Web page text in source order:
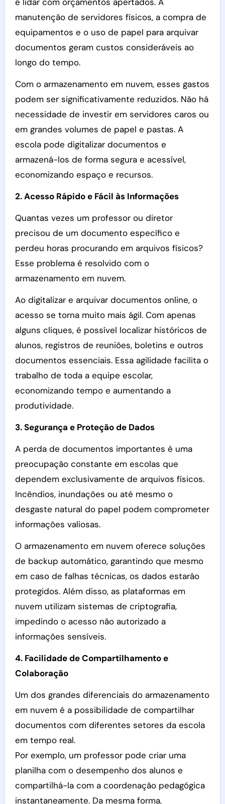
manutenção de servidores físicos, a compra de
equipamentos e o uso de papel para arquivar
documentos geram custos consideráveis ao
longo do tempo.
Com o armazenamento em nuvem, esses gastos
podem ser significativamente reduzidos. Não há
necessidade de investir em servidores caros ou
em grandes volumes de papel e pastas. A
escola pode digitalizar documentos e
armazená-los de forma segura e acessível,
economizando espaço e recursos.
2. Acesso Rápido e Fácil às Informações
Quantas vezes um professor ou diretor
precisou de um documento específico e
perdeu horas procurando em arquivos físicos?
Esse problema é resolvido com o
armazenamento em nuvem.
Ao digitalizar e arquivar documentos online, o
acesso se torna muito mais ágil. Com apenas
alguns cliques, é possível localizar históricos de
alunos, registros de reuniões, boletins e outros
documentos essenciais. Essa agilidade facilita o
trabalho de toda a equipe escolar,
economizando tempo e aumentando a
produtividade.
3. Segurança e Proteção de Dados
A perda de documentos importantes é uma
preocupação constante em escolas que
dependem exclusivamente de arquivos físicos.
Incêndios, inundações ou até mesmo o
desgaste natural do papel podem comprometer
informações valiosas.
O armazenamento em nuvem oferece soluções
de backup automático, garantindo que mesmo
em caso de falhas técnicas, os dados estarão
protegidos. Além disso, as plataformas em
nuvem utilizam sistemas de criptografia,
impedindo o acesso não autorizado a
informações sensíveis.
4. Facilidade de Compartilhamento e
Colaboração
Um dos grandes diferenciais do armazenamento
em nuvem é a possibilidade de compartilhar
documentos com diferentes setores da escola
em tempo real.
Por exemplo, um professor pode criar uma
planilha com o desempenho dos alunos e
compartilhá-la com a coordenação pedagógica
instantaneamente. Da mesma forma,